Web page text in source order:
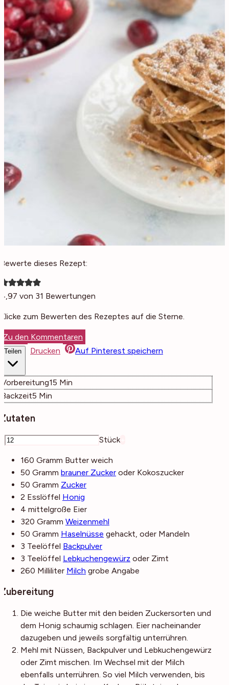
Bewerte dieses Rezept:
4,97 von 31 Bewertungen
Klicke zum Bewerten des Rezeptes auf die Sterne.
Zu den Kommentaren
Teilen Drucken Auf Pinterest speichern
Vorbereitung15 Minuten
Min
Backzeit5 Minuten
Min
Zutaten
Stück
160 Gramm Butter weich
50 Gramm brauner Zucker oder Kokoszucker
50 Gramm Zucker
2 Esslöffel Honig
4 mittelgroße Eier
320 Gramm Weizenmehl
50 Gramm Haselnüsse gehackt, oder Mandeln
3 Teelöffel Backpulver
3 Teelöffel Lebkuchengewürz oder Zimt
260 Milliliter Milch grobe Angabe
Zubereitung
Die weiche Butter mit den beiden Zuckersorten und
dem Honig schaumig schlagen. Eier nacheinander
dazugeben und jeweils sorgfältig unterrühren.
Mehl mit Nüssen, Backpulver und Lebkuchengewürz
oder Zimt mischen. Im Wechsel mit der Milch
ebenfalls unterrühren. So viel Milch verwenden, bis